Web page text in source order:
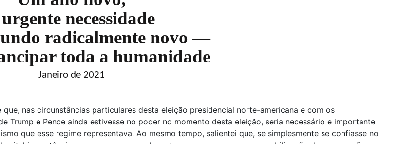
necessidade
radicalmente novo —
toda a humanidade
Janeiro de 2021
nas circunstâncias particulares desta eleição presidencial norte-americana e com os
Trump e Pence ainda estivesse no poder no momento desta eleição, seria necessário e importante
que esse regime representava. Ao mesmo tempo, salientei que, se simplesmente se confiasse no